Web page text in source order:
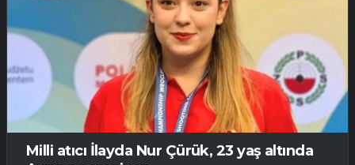
Milli atıcı İlayda Nur Çürük, 23 yaş altında